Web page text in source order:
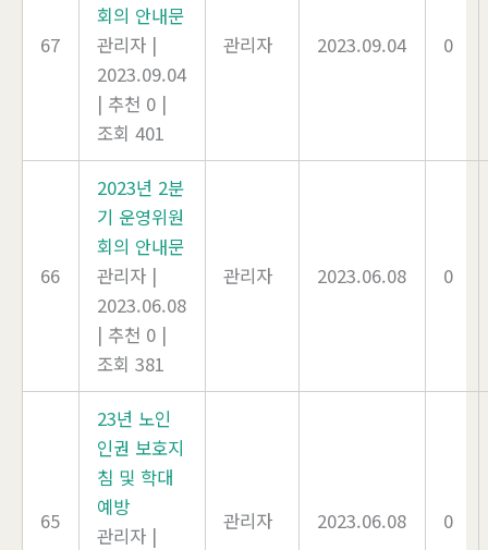
67
회의 안내문
관리자 |
2023.09.04
| 추천 0 |
조회 401
관리자 2023.09.04 0
66
2023년 2분
기 운영위원
회의 안내문
관리자 |
2023.06.08
| 추천 0 |
조회 381
관리자 2023.06.08 0
65
23년 노인
인권 보호지
침 및 학대
예방
관리자 |
관리자 2023.06.08 0